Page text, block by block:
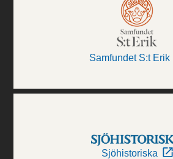
Samfundet S:t Erik
Sjöhistoriska